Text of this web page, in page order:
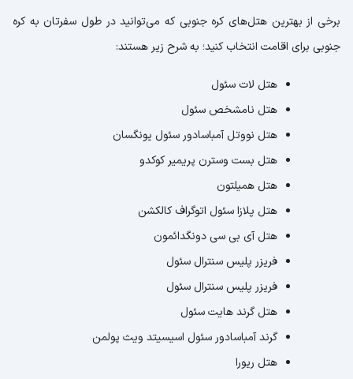
برخی از بهترین هتل‌های کره جنوبی که می‌توانید در طول سفرتان به کره
جنوبی برای اقامت انتخاب کنید؛ به شرح زیر هستند:
هتل لات سئول
هتل نامشخص سئول
هتل نووتل آمباسادور سئول یونگسان
هتل بست وسترن پریمیر کوکدو
هتل همیلتون
هتل پلازا سئول اتوگراف کالکشن
هتل آی بی سی دونگدائمون
فریزر پلیس سنترال سئول
فریزر پلیس سنترال سئول
هتل گرند هایت سئول
گرند آمباسادور سئول اسیسیتد ویث پولمن
هتل ریورا